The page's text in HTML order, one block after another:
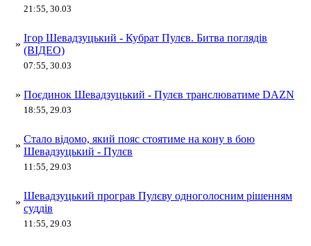
21:55, 30.03
»
Ігор Шевадзуцький - Кубрат Пулєв. Битва поглядів
(ВІДЕО)
07:55, 30.03
» Поєдинок Шевадзуцький - Пулєв транслюватиме DAZN
18:55, 29.03
»
Стало відомо, який пояс стоятиме на кону в бою
Шевадзуцький - Пулєв
11:55, 29.03
»
Шевадзуцький програв Пулєву одноголосним рішенням
суддів
11:55, 29.03